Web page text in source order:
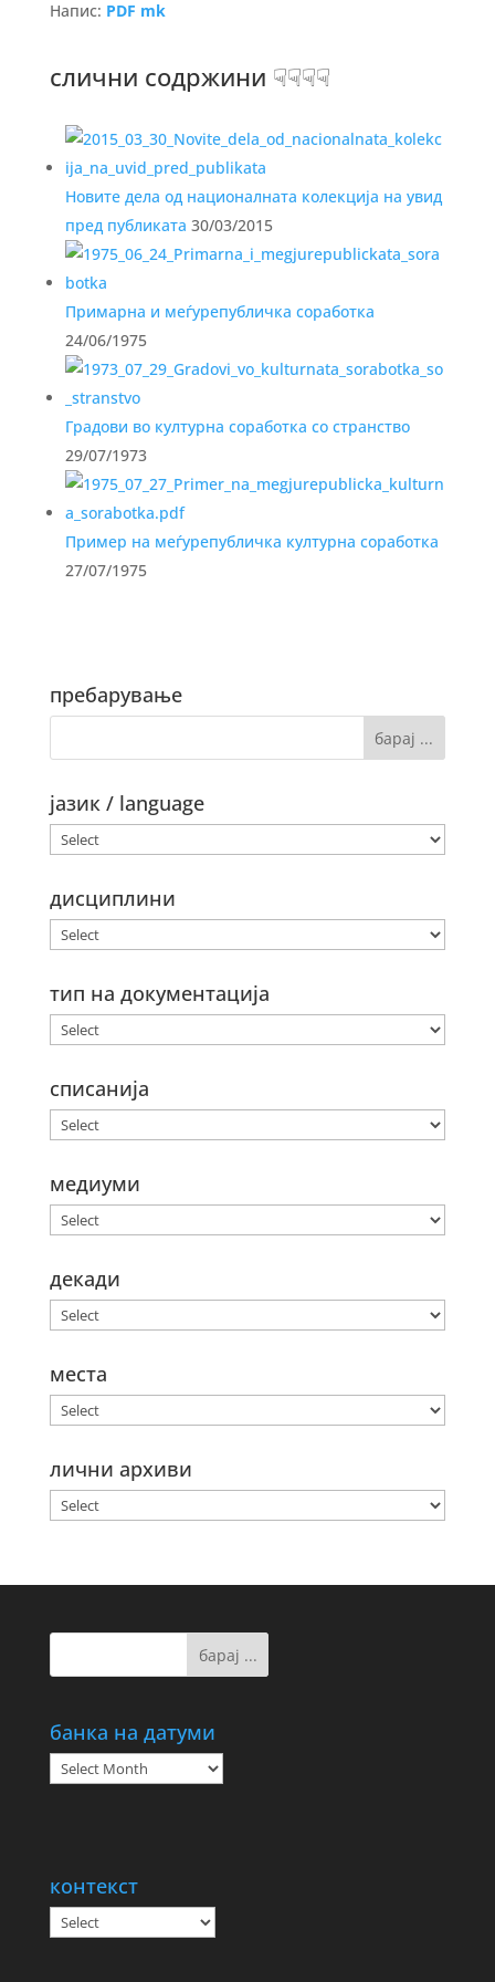
Напис: PDF mk
слични содржини ☟☟☟☟
Новите дела од националната колекција на увид
пред публиката 30/03/2015
Примарна и меѓурепубличка соработка
24/06/1975
Градови во културна соработка со странство
29/07/1973
Пример на меѓурепубличка културна соработка
27/07/1975
пребарување
јазик / language
дисциплини
тип на документација
списанија
медиуми
декади
места
лични архиви
банка на датуми
банка
на
контекст